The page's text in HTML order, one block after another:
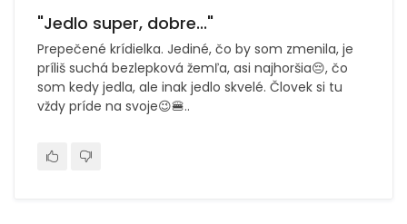
"Jedlo super, dobre..."
Prepečené krídielka. Jediné, čo by som zmenila, je
príliš suchá bezlepková žemľa, asi najhoršia😔, čo
som kedy jedla, ale inak jedlo skvelé. Človek si tu
vždy príde na svoje😉🍔..